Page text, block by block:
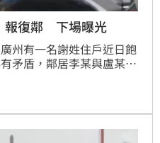
報復鄰 下場曝光
州有一名謝姓住戶近日飽
矛盾，鄰居李某與盧某竟
鬼」鬼故事，導致周邊住
意擾民，果斷發出禁止
為。